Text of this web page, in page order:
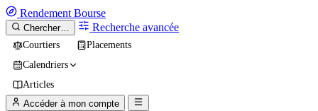
Rendement Bourse
Chercher… Recherche avancée
Courtiers
Placements
Calendriers
Articles
Accéder à mon compte